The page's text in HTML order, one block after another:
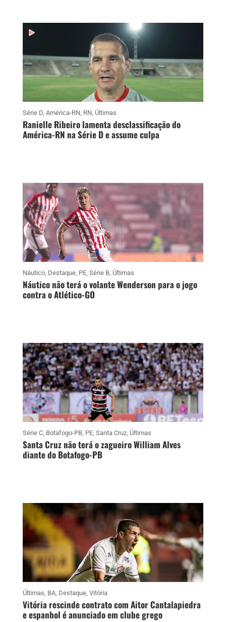
Série D, América-RN, RN, Últimas
Ranielle Ribeiro lamenta desclassificação do
América-RN na Série D e assume culpa
Náutico, Destaque, PE, Série B, Últimas
Náutico não terá o volante Wenderson para o jogo
contra o Atlético-GO
Série C, Botafogo-PB, PE, Santa Cruz, Últimas
Santa Cruz não terá o zagueiro William Alves
diante do Botafogo-PB
Últimas, BA, Destaque, Vitória
Vitória rescinde contrato com Aitor Cantalapiedra
e espanhol é anunciado em clube grego